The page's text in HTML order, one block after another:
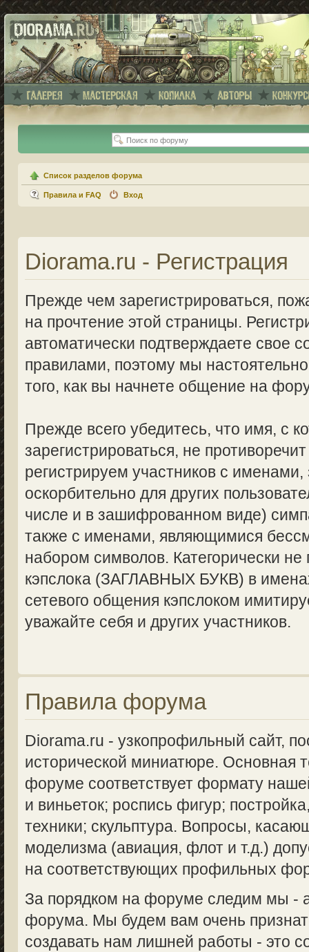
Список разделов форума
Правила и FAQ Вход
Diorama.ru - Регистрация
Прежде чем зарегистрироваться,
на прочтение этой страницы.
автоматически подтверждаете свое
правилами, поэтому мы
того, как вы начнете общение на
Прежде всего убедитесь, что имя, с
зарегистрироваться, не
регистрируем участников с
оскорбительно для других
числе и в зашифрованном виде)
также с именами, являющимися
набором символов. Категорически не
кэпслока (ЗАГЛАВНЫХ БУКВ) в
сетевого общения кэпслоком
уважайте себя и других участников.
Правила форума
Diorama.ru - узкопрофильный сайт,
исторической миниатюре. Основная
форуме соответствует формату
и виньеток; роспись фигур;
техники; скульптура. Вопросы,
моделизма (авиация, флот и т.д.)
на соответствующих профильных
За порядком на форуме следим мы -
форума. Мы будем вам очень
создавать нам лишней работы - это